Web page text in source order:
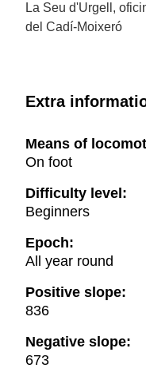
La Seu d'Urgell,
del Cadí-Moixeró
Extra
Means of
On foot
Difficulty level:
Beginners
Epoch:
All year round
Positive slope:
836
Negative slope:
673